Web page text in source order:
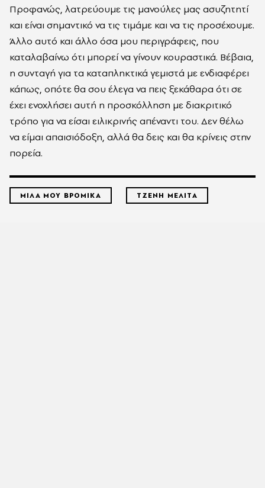
Προφανώς, λατρεύουμε τις μανούλες μας ασυζητητί
και είναι σημαντικό να τις τιμάμε και να τις προσέχουμε.
Άλλο αυτό και άλλο όσα μου περιγράφεις, που
καταλαβαίνω ότι μπορεί να γίνουν κουραστικά. Βέβαια,
η συνταγή για τα καταπληκτικά γεμιστά με ενδιαφέρει
κάπως, οπότε θα σου έλεγα να πεις ξεκάθαρα ότι σε
έχει ενοχλήσει αυτή η προσκόλληση με διακριτικό
τρόπο για να είσαι ειλικρινής απέναντι του. Δεν θέλω
να είμαι απαισιόδοξη, αλλά θα δεις και θα κρίνεις στην
πορεία.
ΜΙΛΑ ΜΟΥ ΒΡΟΜΙΚΑ ΤΖΕΝΗ ΜΕΛΙΤΑ